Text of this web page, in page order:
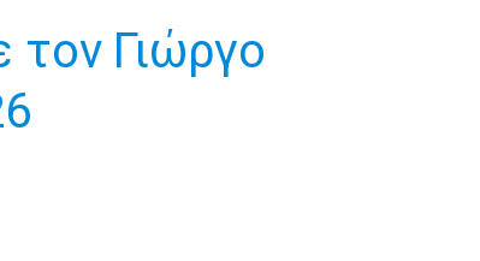
τον Γιώργο